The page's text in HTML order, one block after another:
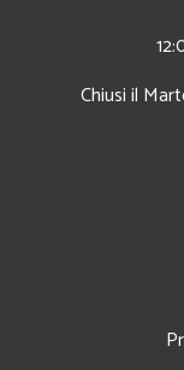
Chiusi il